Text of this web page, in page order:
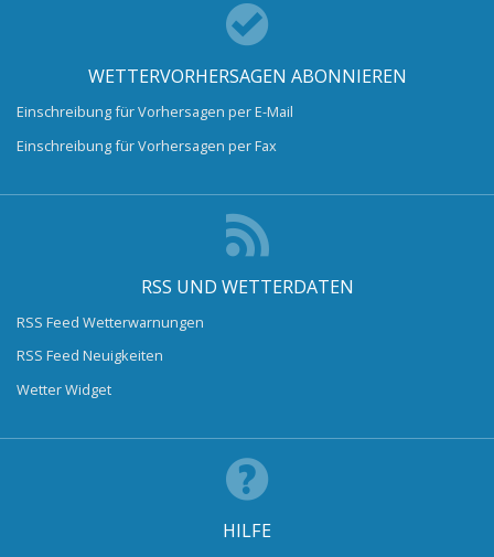
WETTERVORHERSAGEN ABONNIEREN
Einschreibung für Vorhersagen per E-Mail
Einschreibung für Vorhersagen per Fax
RSS UND WETTERDATEN
RSS Feed Wetterwarnungen
RSS Feed Neuigkeiten
Wetter Widget
HILFE